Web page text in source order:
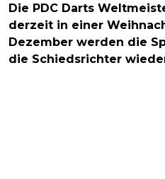
Die PDC Darts
derzeit in einer
Dezember werden die
die Schiedsrichter